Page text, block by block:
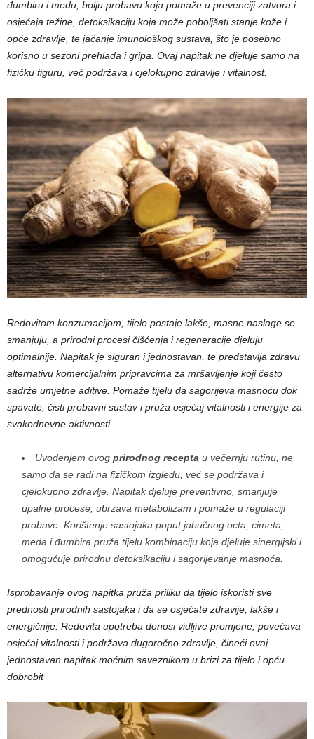
đumbiru i medu, bolju probavu koja pomaže u prevenciji zatvora i
osjećaja težine, detoksikaciju koja može poboljšati stanje kože i
opće zdravlje, te jačanje imunološkog sustava, što je posebno
korisno u sezoni prehlada i gripa. Ovaj napitak ne djeluje samo na
fizičku figuru, već podržava i cjelokupno zdravlje i vitalnost.
Redovitom konzumacijom, tijelo postaje lakše, masne naslage se
smanjuju, a prirodni procesi čišćenja i regeneracije djeluju
optimalnije. Napitak je siguran i jednostavan, te predstavlja zdravu
alternativu komercijalnim pripravcima za mršavljenje koji često
sadrže umjetne aditive. Pomaže tijelu da sagorijeva masnoću dok
spavate, čisti probavni sustav i pruža osjećaj vitalnosti i energije za
svakodnevne aktivnosti.
Uvođenjem ovog prirodnog recepta u večernju rutinu, ne
samo da se radi na fizičkom izgledu, već se podržava i
cjelokupno zdravlje. Napitak djeluje preventivno, smanjuje
upalne procese, ubrzava metabolizam i pomaže u regulaciji
probave. Korištenje sastojaka poput jabučnog octa, cimeta,
meda i đumbira pruža tijelu kombinaciju koja djeluje sinergijski i
omogućuje prirodnu detoksikaciju i sagorijevanje masnoća.
Isprobavanje ovog napitka pruža priliku da tijelo iskoristi sve
prednosti prirodnih sastojaka i da se osjećate zdravije, lakše i
energičnije. Redovita upotreba donosi vidljive promjene, povećava
osjećaj vitalnosti i podržava dugoročno zdravlje, čineći ovaj
jednostavan napitak moćnim saveznikom u brizi za tijelo i opću
dobrobit